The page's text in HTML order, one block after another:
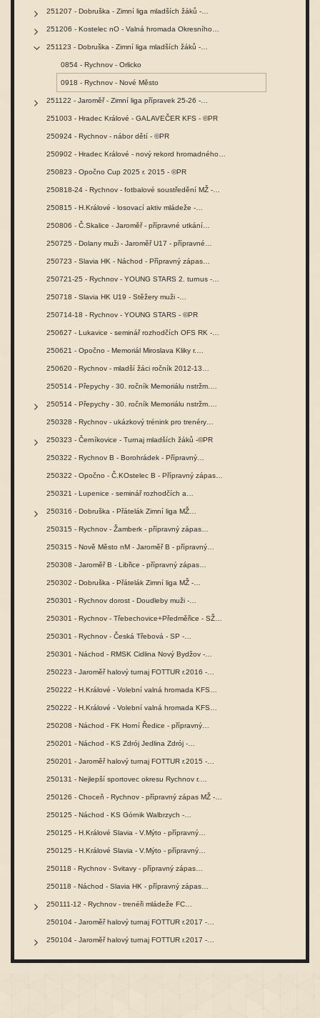
251207 - Dobruška - Zimní liga mladších žáků -…
251206 - Kostelec nO - Valná hromada Okresního…
251123 - Dobruška - Zimní liga mladších žáků -…
0854 - Rychnov - Orlicko
0918 - Rychnov - Nové Město
251122 - Jaroměř - Zimní liga přípravek 25-26 -…
251003 - Hradec Králové - GALAVEČER KFS - ©PR
250924 - Rychnov - nábor dětí - ©PR
250902 - Hradec Králové - nový rekord hromadného…
250823 - Opočno Cup 2025 r. 2015 - ©PR
250818-24 - Rychnov - fotbalové soustředění MŽ -…
250815 - H.Králové - losovací aktiv mládeže -…
250806 - Č.Skalice - Jaroměř - přípravné utkání…
250725 - Dolany muži - Jaroměř U17 - přípravné…
250723 - Slavia HK - Náchod - Přípravný zápas…
250721-25 - Rychnov - YOUNG STARS 2. turnus -…
250718 - Slavia HK U19 - Stěžery muži -…
250714-18 - Rychnov - YOUNG STARS - ©PR
250627 - Lukavice - seminář rozhodčích OFS RK -…
250621 - Opočno - Memoriál Miroslava Kliky r.…
250620 - Rychnov - mladší žáci ročník 2012-13…
250514 - Přepychy - 30. ročník Memoriálu nstržm.…
250514 - Přepychy - 30. ročník Memoriálu nstržm.…
250328 - Rychnov - ukázkový trénink pro trenéry…
250323 - Černíkovice - Turnaj mladších žáků -©PR
250322 - Rychnov B - Borohrádek - Přípravný…
250322 - Opočno - Č.KOstelec B - Přípravný zápas…
250321 - Lupenice - seminář rozhodčích a…
250316 - Dobruška - Přátelák Zimní liga MŽ…
250315 - Rychnov - Žamberk - přípravný zápas…
250315 - Nově Město nM - Jaroměř B - přípravný…
250308 - Jaroměř B - Libřice - přípravný zápas…
250302 - Dobruška - Přátelák Zimní liga MŽ -…
250301 - Rychnov dorost - Doudleby muži -…
250301 - Rychnov - Třebechovice+Předměřice - SŽ…
250301 - Rychnov - Česká Třebová - SP -…
250301 - Náchod - RMSK Cidlina Nový Bydžov -…
250223 - Jaroměř halový turnaj FOTTUR r.2016 -…
250222 - H.Králové - Volební valná hromada KFS…
250222 - H.Králové - Volební valná hromada KFS…
250208 - Náchod - FK Horní Ředice - přípravný…
250201 - Náchod - KS Zdrój Jedlina Zdrój -…
250201 - Jaroměř halový turnaj FOTTUR r.2015 -…
250131 - Nejlepší sportovec okresu Rychnov r.…
250126 - Choceň - Rychnov - přípravný zápas MŽ -…
250125 - Náchod - KS Górnik Walbrzych -…
250125 - H.Králové Slavia - V.Mýto - přípravný…
250125 - H.Králové Slavia - V.Mýto - přípravný…
250118 - Rychnov - Svitavy - přípravný zápas…
250118 - Náchod - Slavia HK - přípravný zápas…
250111-12 - Rychnov - trenéři mládeže FC…
250104 - Jaroměř halový turnaj FOTTUR r.2017 -…
250104 - Jaroměř halový turnaj FOTTUR r.2017 -…